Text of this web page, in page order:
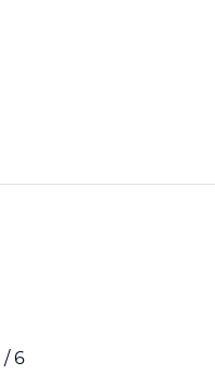
/ 6